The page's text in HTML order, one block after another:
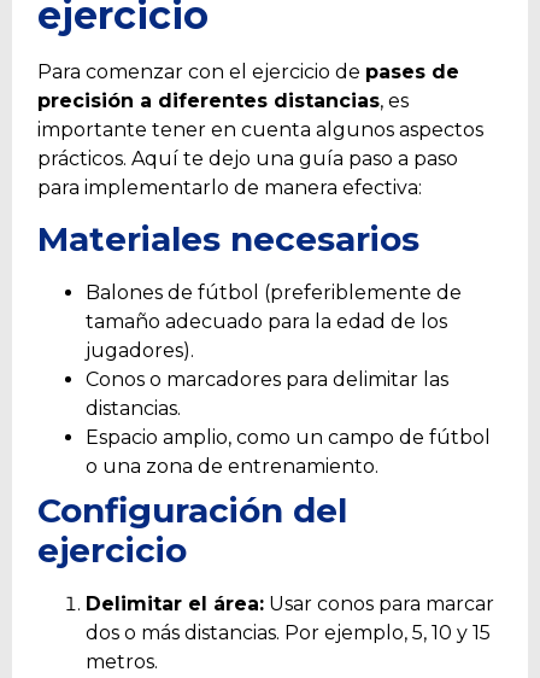
ejercicio
Para comenzar con el ejercicio de pases de
precisión a diferentes distancias, es
importante tener en cuenta algunos aspectos
prácticos. Aquí te dejo una guía paso a paso
para implementarlo de manera efectiva:
Materiales necesarios
Balones de fútbol (preferiblemente de
tamaño adecuado para la edad de los
jugadores).
Conos o marcadores para delimitar las
distancias.
Espacio amplio, como un campo de fútbol
o una zona de entrenamiento.
Configuración del
ejercicio
Delimitar el área: Usar conos para marcar
dos o más distancias. Por ejemplo, 5, 10 y 15
metros.